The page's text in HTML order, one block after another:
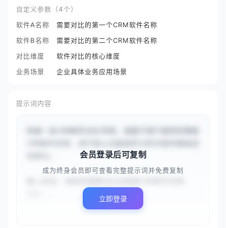
自定义参数（4个）
软件A名称
需要对比的第一个CRM软件名称
软件B名称
需要对比的第二个CRM软件名称
对比维度
软件对比的核心维度
业务场景
企业具体业务应用场景
提示词内容
会员登录后可复制
成为终身会员即可查看完整提示词并免费复制
立即登录